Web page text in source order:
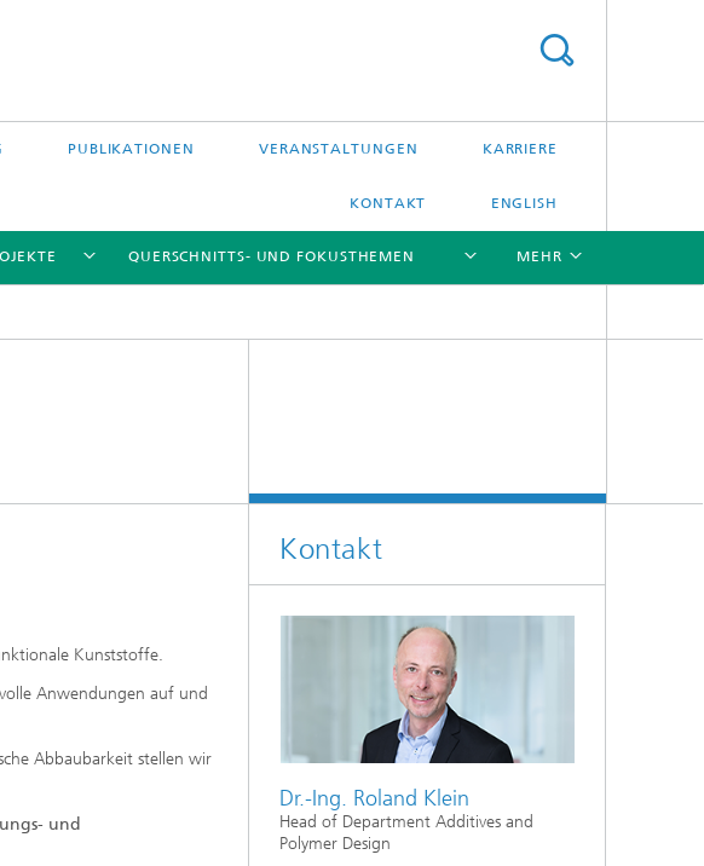
PUBLIKATIONEN VERANSTALTUNGEN KARRIERE
KONTAKT ENGLISH
QUERSCHNITTS- UND FOKUSTHEMEN MEHR
Kunststoffe.
Anwendungen auf und
Abbaubarkeit stellen wir
und
Kontakt
Dr.-Ing. Roland Klein
Head of Department Additives and
Polymer Design